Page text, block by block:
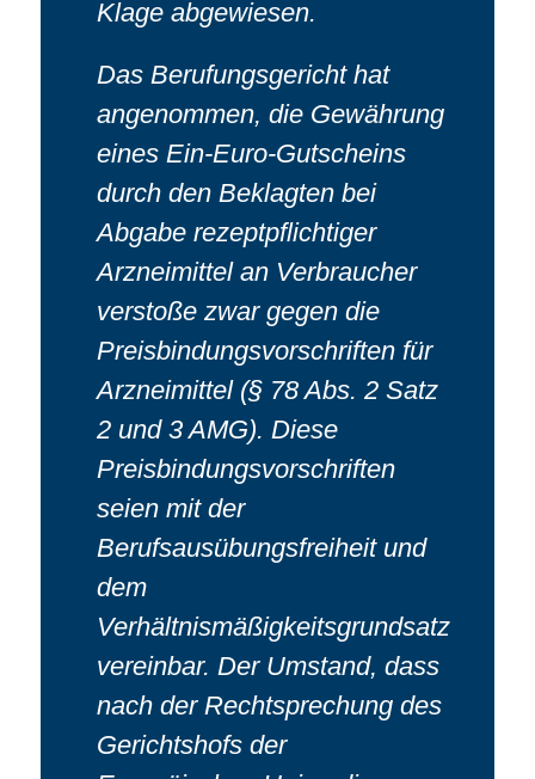
Klage abgewiesen.
Das Berufungsgericht hat
angenommen, die Gewährung
eines Ein-Euro-Gutscheins
durch den Beklagten bei
Abgabe rezeptpflichtiger
Arzneimittel an Verbraucher
verstoße zwar gegen die
Preisbindungsvorschriften für
Arzneimittel (§ 78 Abs. 2 Satz
2 und 3 AMG). Diese
Preisbindungsvorschriften
seien mit der
Berufsausübungsfreiheit und
dem
Verhältnismäßigkeitsgrundsatz
vereinbar. Der Umstand, dass
nach der Rechtsprechung des
Gerichtshofs der